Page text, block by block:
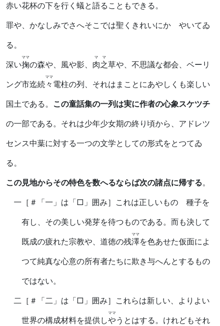
赤い花杯の下を行く蟻と語ることもできる。
罪や、かなしみでさへそこでは聖くきれいにかゞやいてゐ
る。
深い掬
ママ
の森や、風や影、 肉之
ママ
草や、不思議な都会、ベーリ
ング市迄続々
ママ
電柱の列、それはまことにあやしくも楽しい
国土である。 この童話集の一列は実に作者の心象スケツチ
の一部である。それは少年少女期の終り頃から、アドレツ
センス中葉に対する一つの文学としての形式をとつてゐ
る。
この見地からその特色を数へるならば次の諸点に帰する。
一 ［＃「一」は「□」囲み］ これは正しいものゝ種子を
有し、その美しい発芽を待つものである。而も決して
既成の疲れた宗教や、道徳の残澤
ママ
を色あせた仮面によ
つて純真な心意の所有者たちに欺き与へんとするもの
ではない。
二 ［＃「二」は「□」囲み］ これらは新しい、よりよい
世界の構成材料を提供しや
ママ
うとはする。けれどもそれ